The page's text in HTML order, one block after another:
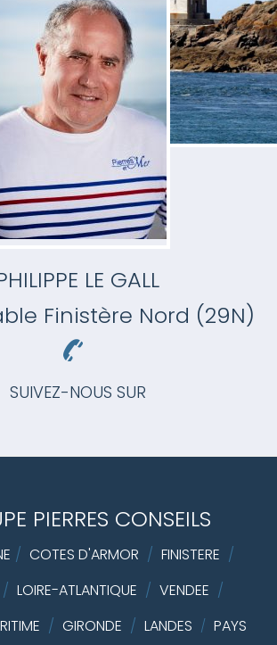
LE GALL
Finistère Nord (29N)
SUIVEZ-NOUS SUR
PIERRES CONSEILS
/ COTES D'ARMOR / FINISTERE /
/ LOIRE-ATLANTIQUE / VENDEE /
/ GIRONDE / LANDES / PAYS